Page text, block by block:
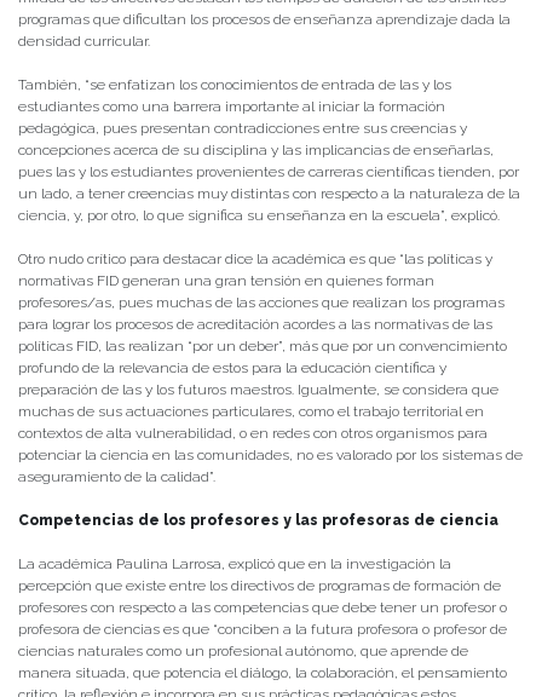
programas que dificultan los procesos de enseñanza aprendizaje dada la
densidad curricular.
También, “se enfatizan los conocimientos de entrada de las y los
estudiantes como una barrera importante al iniciar la formación
pedagógica, pues presentan contradicciones entre sus creencias y
concepciones acerca de su disciplina y las implicancias de enseñarlas,
pues las y los estudiantes provenientes de carreras científicas tienden, por
un lado, a tener creencias muy distintas con respecto a la naturaleza de la
ciencia, y, por otro, lo que significa su enseñanza en la escuela”, explicó.
Otro nudo crítico para destacar dice la académica es que “las políticas y
normativas FID generan una gran tensión en quienes forman
profesores/as, pues muchas de las acciones que realizan los programas
para lograr los procesos de acreditación acordes a las normativas de las
políticas FID, las realizan “por un deber”, más que por un convencimiento
profundo de la relevancia de estos para la educación científica y
preparación de las y los futuros maestros. Igualmente, se considera que
muchas de sus actuaciones particulares, como el trabajo territorial en
contextos de alta vulnerabilidad, o en redes con otros organismos para
potenciar la ciencia en las comunidades, no es valorado por los sistemas de
aseguramiento de la calidad”.
Competencias de los profesores y las profesoras de ciencia
La académica Paulina Larrosa, explicó que en la investigación la
percepción que existe entre los directivos de programas de formación de
profesores con respecto a las competencias que debe tener un profesor o
profesora de ciencias es que “conciben a la futura profesora o profesor de
ciencias naturales como un profesional autónomo, que aprende de
manera situada, que potencia el diálogo, la colaboración, el pensamiento